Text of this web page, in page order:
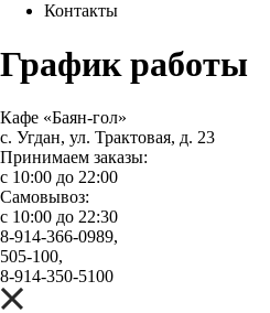
Контакты
График работы
Кафе «Баян-гол»
с. Угдан, ул. Трактовая, д. 23
Принимаем заказы:
с 10:00 до 22:00
Самовывоз:
с 10:00 до 22:30
8-914-366-0989,
505-100,
8-914-350-5100